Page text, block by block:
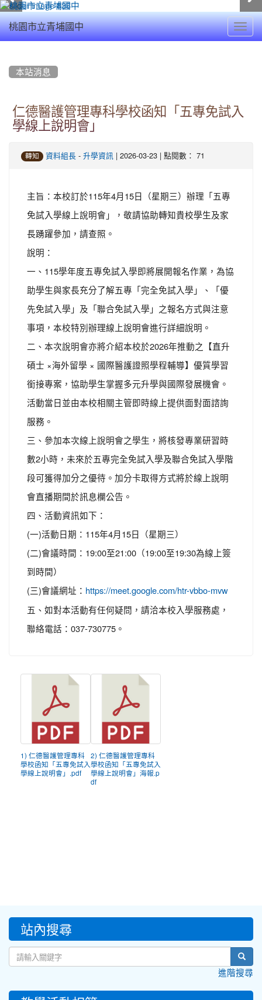
桃園市立青埔國中
本站消息
仁德醫護管理專科學校函知「五專免試入
學線上說明會」
轉知 資料組長 - 升學資訊 | 2026-03-23 | 點閱數： 71
主旨：本校訂於115年4月15日（星期三）辦理「五專
免試入學線上說明會」，敬請協助轉知貴校學生及家
長踴躍參加，請查照。
說明：
一、115學年度五專免試入學即將展開報名作業，為協
助學生與家長充分了解五專「完全免試入學」、「優
先免試入學」及「聯合免試入學」之報名方式與注意
事項，本校特別辦理線上說明會進行詳細說明。
二、本次說明會亦將介紹本校於2026年推動之【直升
碩士 ×海外留學 × 國際醫護證照學程輔導】優質學習
銜接專案，協助學生掌握多元升學與國際發展機會。
活動當日並由本校相關主管即時線上提供面對面諮詢
服務。
三、參加本次線上說明會之學生，將核發專業研習時
數2小時，未來於五專完全免試入學及聯合免試入學階
段可獲得加分之優待。加分卡取得方式將於線上說明
會直播期間於訊息欄公告。
四、活動資訊如下：
(一)活動日期：115年4月15日（星期三）
(二)會議時間：19:00至21:00（19:00至19:30為線上簽
到時間）
(三)會議網址： https://meet.google.com/htr-vbbo-mvw
五、如對本活動有任何疑問，請洽本校入學服務處，
聯絡電話：037-730775。
1) 仁德醫護管理專科
學校函知「五專免試入
學線上說明會」.pdf
2) 仁德醫護管理專科
學校函知「五專免試入
學線上說明會」海報.p
df
::: 站內搜尋
進階搜尋